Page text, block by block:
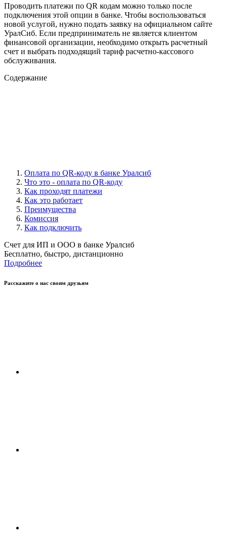
Проводить платежи по QR кодам можно только после
подключения этой опции в банке. Чтобы воспользоваться
новой услугой, нужно подать заявку на официальном сайте
УралСиб. Если предприниматель не является клиентом
финансовой организации, необходимо открыть расчетный
счет и выбрать подходящий тариф расчетно-кассового
обслуживания.
Содержание
Оплата по QR-коду в банке Уралсиб
Что это - оплата по QR-коду
Как проходят платежи
Как это работает
Преимущества
Комиссия
Как подключить
Счет для ИП и ООО в банке Уралсиб
Бесплатно, быстро, дистанционно
Подробнее
Расскажите о нас своим друзьям